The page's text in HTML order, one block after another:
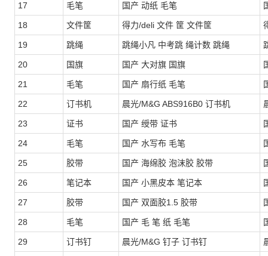
17 毛笔 国产 动纸 毛笔
18 文件筐 得力/deli 文件 筐 文件筐
19 跳绳 跳绳小凡 中考跳 绳计数 跳绳
20 国旗 国产 大对旗 国旗
21 毛笔 国产 扇行纸 毛笔
22 订书机 晨光/M&G ABS916B0 订书机
23 证书 国产 绶带 证书
24 毛笔 国产 水写布 毛笔
25 胶带 国产 海绵胶 泡沫胶 胶带
26 笔记本 国产 小黑皮本 笔记本
27 胶带 国产 双面胶1.5 胶带
28 毛笔 国产 毛 笔 纸 毛笔
29 订书钉 晨光/M&G 钉子 订书钉